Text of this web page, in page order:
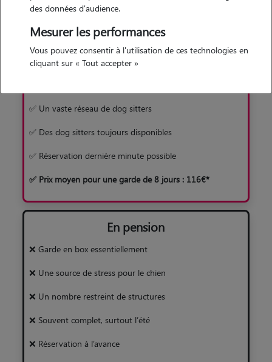
Avec Animaute
✅ Garde familiale sans box
✅ Un vaste réseau de dog sitters
✅ Des dog sitters toujours disponibles
✅ Réservation dernière minute possible
✅ Prix moyen pour une garde de 8 jours : 116€*
En pension
❌ Garde en box essentiellement
❌ Une source de stress pour le chien
❌ Un nombre restreint de structures
❌ Souvent complet, surtout l’été
❌ Réservation à l’avance
des données d'audience.
Mesurer les performances
Vous pouvez consentir à l'utilisation de ces technologies en
cliquant sur « Tout accepter »